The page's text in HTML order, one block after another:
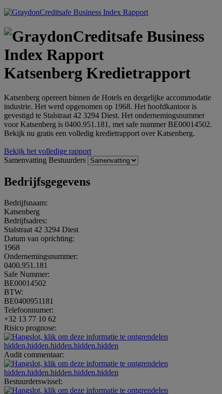
Katsenberg Kredietrapport
Katsenberg opereert binnen de Hotels en dergelijke accommodatie
industrie. Het werd opgenomen op 1968. Het hoofdkantoor is
gevestigd te Stalstraat 42 3294 Diest. Het ondernemingsnummer
voor Katsenberg is 0400.951.181, met safe nummer BE00014502.
Bekijk nu gratis een volledig kredietrapport over Katsenberg.
Bekijk het volledige rapport
Samenvatting Bestuurders
Bedrijfsgegevens
Bedrijfsnaam:
Katsenberg
Bedrijfsadres:
Stalstraat 42 3294 Diest
Datum van oprichting:
1968
Ondernemingsnummer:
0400.951.181
Safe Nummer:
BE00014502
BTW:
BE0400951181
Telefoonnumer:
+32 13 77 10 62
Risico prognose:
hidden.hidden.hidden.hidden.hidden
Audit commentaar:
hidden.hidden.hidden.hidden.hidden
Bestuurderswissel: